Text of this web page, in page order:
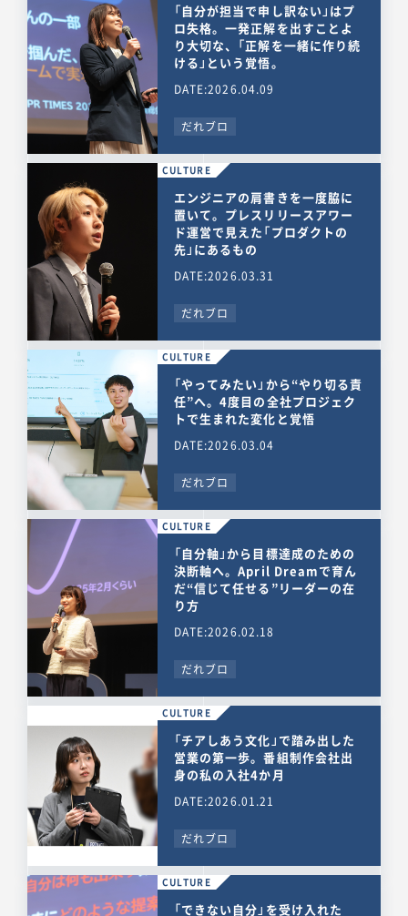
「自分が担当で申し訳ない」はプ
ロ失格。一発正解を出すことよ
り大切な、「正解を一緒に作り続
ける」という覚悟。
DATE:2026.04.09
だれブロ
CULTURE
エンジニアの肩書きを一度脇に
置いて。プレスリリースアワー
ド運営で見えた「プロダクトの
先」にあるもの
DATE:2026.03.31
だれブロ
CULTURE
「やってみたい」から“やり切る責
任”へ。4度目の全社プロジェク
トで生まれた変化と覚悟
DATE:2026.03.04
だれブロ
CULTURE
「自分軸」から目標達成のための
決断軸へ。April Dreamで育ん
だ“信じて任せる”リーダーの在
り方
DATE:2026.02.18
だれブロ
CULTURE
「チアしあう文化」で踏み出した
営業の第一歩。番組制作会社出
身の私の入社4か月
DATE:2026.01.21
だれブロ
CULTURE
「できない自分」を受け入れた